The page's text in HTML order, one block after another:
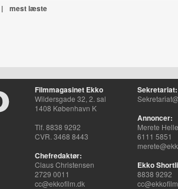
| mest læste
Filmmagasinet Ekko
Wildersgade 32, 2. sal
1408 København K
Tlf. 8838 9292
CVR. 3468 8443
Chefredaktør:
Claus Christensen
2729 0011
cc@ekkofilm.dk
Sekretariat:
Annoncer:
Merete
6111 5851
Ekko
8838 9292